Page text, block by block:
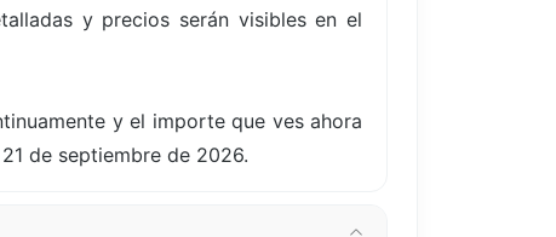
y precios serán visibles en el
y el importe que ves ahora
de septiembre de 2026.